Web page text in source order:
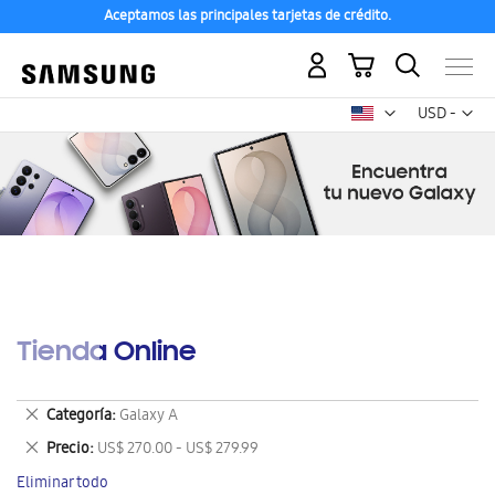
Aceptamos las principales tarjetas de crédito.
USD -
dólar
Mi carrito
Tienda Online
Categoría Galaxy A
Eliminar
este
artículo
Precio US$ 270.00 - US$ 279.99
Eliminar
este
Eliminar todo